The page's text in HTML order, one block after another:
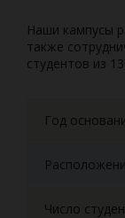
Наши кампусы
также
студентов из
Год
Число